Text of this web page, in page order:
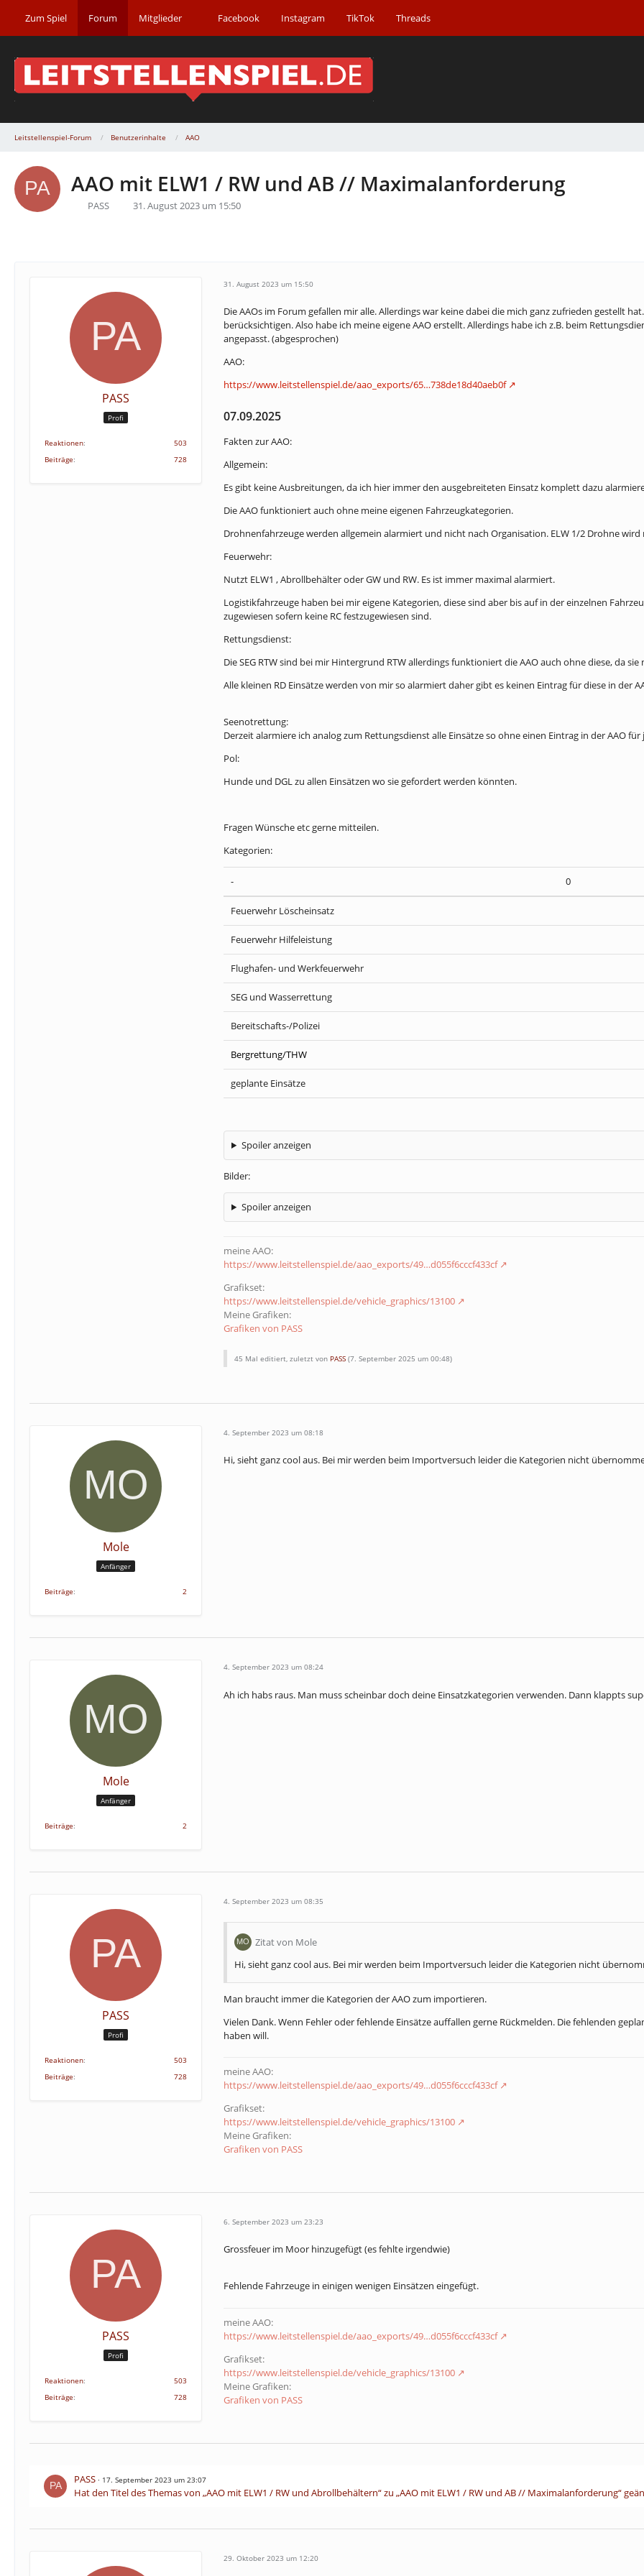
Zum Spiel Forum Mitglieder Facebook Instagram TikTok Threads
Leitstellenspiel-Forum Benutzerinhalte AAO
AAO mit ELW1 / RW und AB // Maximalanforderung
PASS 31. August 2023 um 15:50
PASS
Profi
Reaktionen
503
Beiträge
728
31. August 2023 um 15:50
Die AAOs im Forum gefallen mir alle. Allerdings war keine dabei die mich ganz zufrieden gestellt
berücksichtigen. Also habe ich meine eigene AAO erstellt. Allerdings habe ich z.B. beim
angepasst. (abgesprochen)
AAO:
https://www.leitstellenspiel.de/aao_exports/65…738de18d40aeb0f
07.09.2025
Fakten zur AAO:
Allgemein:
Es gibt keine Ausbreitungen, da ich hier immer den ausgebreiteten Einsatz komplett dazu
Die AAO funktioniert auch ohne meine eigenen Fahrzeugkategorien.
Drohnenfahrzeuge werden allgemein alarmiert und nicht nach Organisation. ELW 1/2 Drohne
Feuerwehr:
Nutzt ELW1 , Abrollbehälter oder GW und RW. Es ist immer maximal alarmiert.
Logistikfahrzeuge haben bei mir eigene Kategorien, diese sind aber bis auf in der einzelnen
zugewiesen sofern keine RC festzugewiesen sind.
Rettungsdienst:
Die SEG RTW sind bei mir Hintergrund RTW allerdings funktioniert die AAO auch ohne diese, da
Alle kleinen RD Einsätze werden von mir so alarmiert daher gibt es keinen Eintrag für diese in der
Seenotrettung:
Derzeit alarmiere ich analog zum Rettungsdienst alle Einsätze so ohne einen Eintrag in der AAO für
Pol:
Hunde und DGL zu allen Einsätzen wo sie gefordert werden könnten.
Fragen Wünsche etc gerne mitteilen.
Kategorien:
- 0
Feuerwehr Löscheinsatz
Feuerwehr Hilfeleistung
Flughafen- und Werkfeuerwehr
SEG und Wasserrettung
Bereitschafts-/Polizei
Bergrettung/THW
geplante Einsätze
Spoiler anzeigen
Bilder:
Spoiler anzeigen
meine AAO:
https://www.leitstellenspiel.de/aao_exports/49…d055f6cccf433cf
Grafikset:
https://www.leitstellenspiel.de/vehicle_graphics/13100
Meine Grafiken:
Grafiken von PASS
45 Mal editiert, zuletzt von PASS (7. September 2025 um 00:48)
Mole
Anfänger
Beiträge 2
4. September 2023 um 08:18
Hi, sieht ganz cool aus. Bei mir werden beim Importversuch leider die Kategorien nicht
Mole
Anfänger
Beiträge 2
4. September 2023 um 08:24
Ah ich habs raus. Man muss scheinbar doch deine Einsatzkategorien verwenden. Dann klappts
PASS
Profi
Reaktionen
503
Beiträge
728
4. September 2023 um 08:35
Zitat von Mole
Hi, sieht ganz cool aus. Bei mir werden beim Importversuch leider die Kategorien nicht
Man braucht immer die Kategorien der AAO zum importieren.
Vielen Dank. Wenn Fehler oder fehlende Einsätze auffallen gerne Rückmelden. Die fehlenden
haben will.
meine AAO:
https://www.leitstellenspiel.de/aao_exports/49…d055f6cccf433cf
Grafikset:
https://www.leitstellenspiel.de/vehicle_graphics/13100
Meine Grafiken:
Grafiken von PASS
PASS
Profi
Reaktionen
503
Beiträge
728
6. September 2023 um 23:23
Grossfeuer im Moor hinzugefügt (es fehlte irgendwie)
Fehlende Fahrzeuge in einigen wenigen Einsätzen eingefügt.
meine AAO:
https://www.leitstellenspiel.de/aao_exports/49…d055f6cccf433cf
Grafikset:
https://www.leitstellenspiel.de/vehicle_graphics/13100
Meine Grafiken:
Grafiken von PASS
PASS 17. September 2023 um 23:07
Hat den Titel des Themas von „AAO mit ELW1 / RW und Abrollbehältern“ zu „AAO mit ELW1 / RW und AB // Maximalanforderung“
29. Oktober 2023 um 12:20